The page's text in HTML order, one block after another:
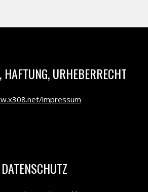
URHEBERRECHT
impressum
DATENSCHUTZ